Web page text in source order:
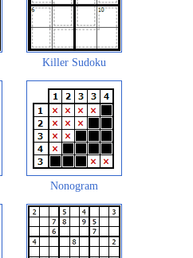
Killer Sudoku
Nonogram